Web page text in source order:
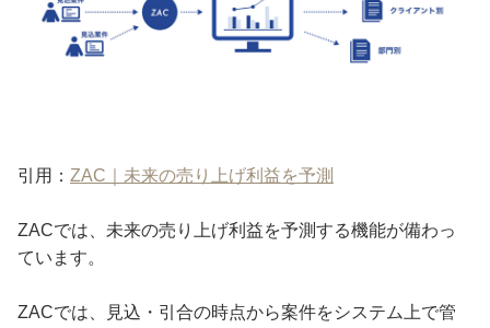
引用： ZAC｜未来の売り上げ利益を予測
ZACでは、未来の売り上げ利益を予測する機能が備わっ
ています。
ZACでは、見込・引合の時点から案件をシステム上で管